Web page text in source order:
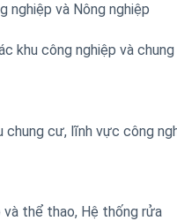
nghiệp và Nông nghiệp
khu công nghiệp và
cư, lĩnh vực công
thể thao, Hệ thống rửa